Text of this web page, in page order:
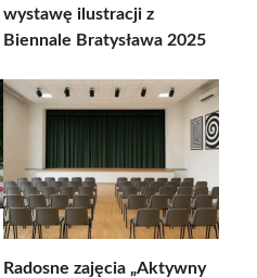
wystawę ilustracji z
Biennale Bratysława 2025
Radosne zajęcia „Aktywny